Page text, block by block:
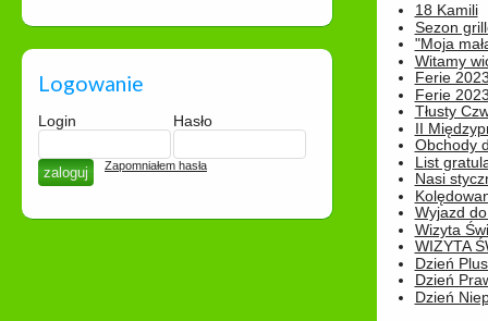
Logowanie
Login Hasło
Zapomniałem hasła
18 Kamili
Sezon
"Moja
Witamy
Ferie
Ferie
Tłusty
II
Obchody
List
Nasi
Wyjazd
Wizyta
WIZYTA
Dzień
Dzień
Dzień